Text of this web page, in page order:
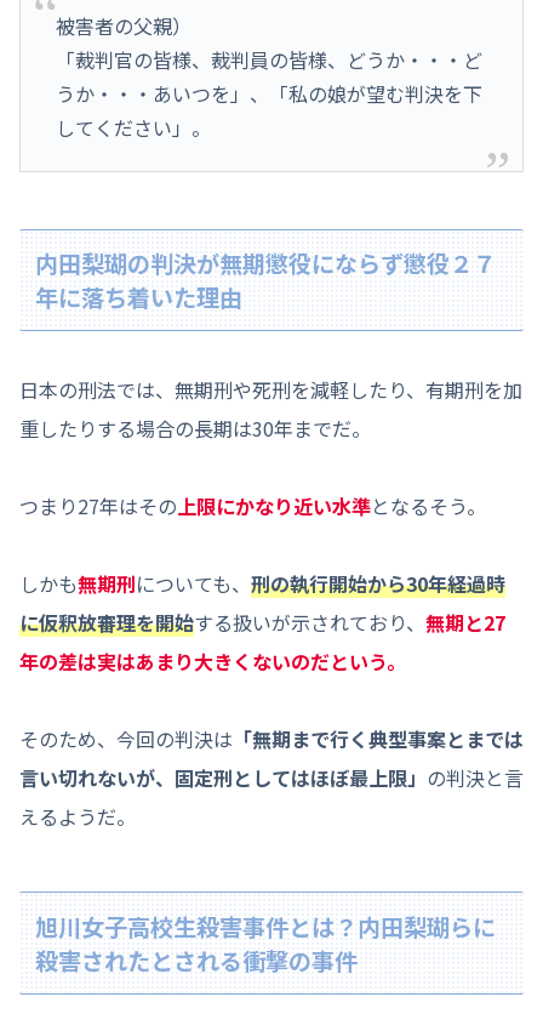
被害者の父親）
「裁判官の皆様、裁判員の皆様、どうか・・・ど
うか・・・あいつを」、「私の娘が望む判決を下
してください」。
内田梨瑚の判決が無期懲役にならず懲役２７
年に落ち着いた理由
日本の刑法では、無期刑や死刑を減軽したり、有期刑を加
重したりする場合の長期は30年までだ。
つまり27年はその上限にかなり近い水準となるそう。
しかも無期刑についても、 刑の執行開始から30年経過時
に仮釈放審理を開始する扱いが示されており、 無期と27
年の差は実はあまり大きくないのだという。
そのため、今回の判決は 「無期まで行く典型事案とまでは
言い切れないが、固定刑としてはほぼ最上限」 の判決と言
えるようだ。
旭川女子高校生殺害事件とは？内田梨瑚らに
殺害されたとされる衝撃の事件